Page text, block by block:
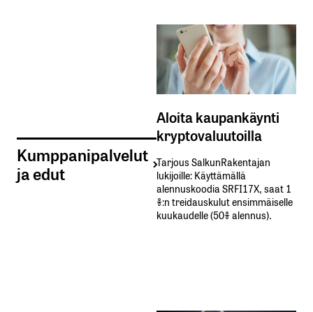
Kumppanipalvelut
ja edut
Aloita kaupankäynti
kryptovaluutoilla
Tarjous SalkunRakentajan
lukijoille: Käyttämällä​ ​
alennuskoodia​ ​SRFI17X,​ ​saat​ ​1
%:n treidauskulut​ ​ensimmäiselle​ ​
kuukaudelle​ ​(50%​ ​alennus).